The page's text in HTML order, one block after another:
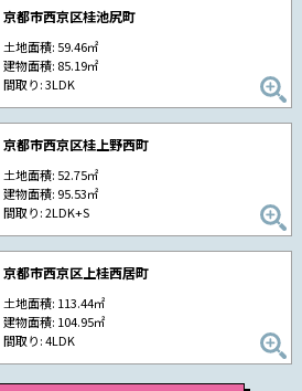
京都市西京区桂池尻町
土地面積: 59.46㎡
建物面積: 85.19㎡
間取り: 3LDK
京都市西京区桂上野西町
土地面積: 52.75㎡
建物面積: 95.53㎡
間取り: 2LDK+S
京都市西京区上桂西居町
土地面積: 113.44㎡
建物面積: 104.95㎡
間取り: 4LDK